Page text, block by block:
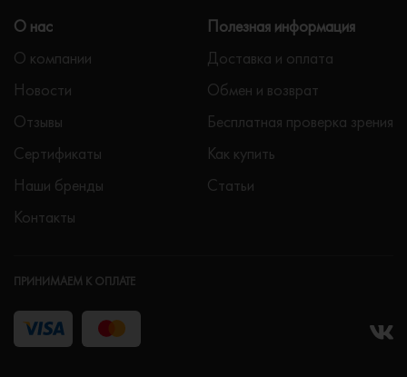
О нас
О компании
Новости
Отзывы
Сертификаты
Наши бренды
Контакты
Полезная информация
Доставка и оплата
Обмен и возврат
Бесплатная проверка зрения
Как купить
Статьи
ПРИНИМАЕМ К ОПЛАТЕ